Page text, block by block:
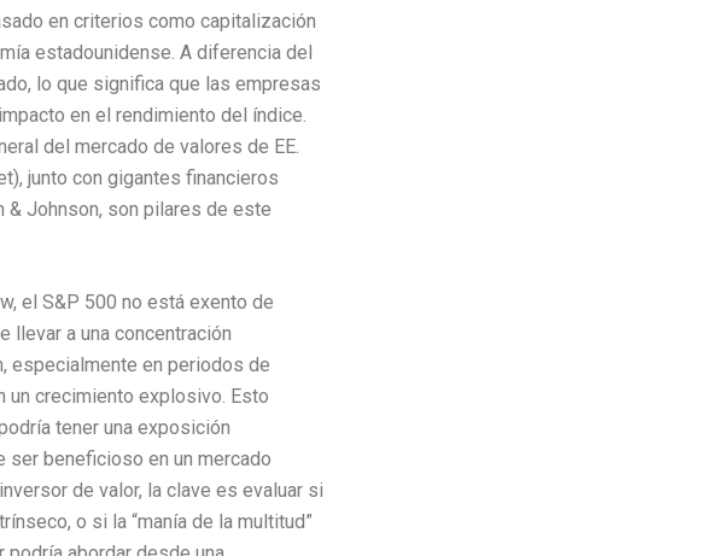
en criterios como capitalización
estadounidense. A diferencia del
lo que significa que las empresas
en el rendimiento del índice.
del mercado de valores de EE.
junto con gigantes financieros
& Johnson, son pilares de este
el S&P 500 no está exento de
llevar a una concentración
especialmente en periodos de
un crecimiento explosivo. Esto
tener una exposición
ser beneficioso en un mercado
de valor, la clave es evaluar si
o si la “manía de la multitud”